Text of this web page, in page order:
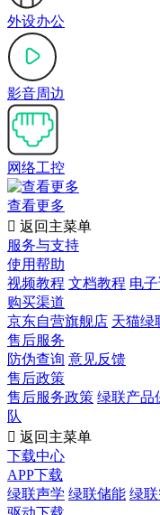
外设办公
影音周边
网络工控
查看更多
 返回主菜单
服务与支持
使用帮助
视频教程 文档教程 电
购买渠道
京东自营旗舰店 天猫绿
售后服务
防伪查询 意见反馈
售后政策
售后服务政策 绿联产品
队
 返回主菜单
下载中心
APP下载
绿联声学 绿联储能 绿